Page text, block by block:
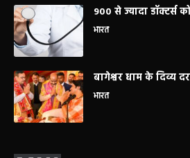
900 से ज्यादा डॉक्टर्स
भारत
बागेश्वर धाम के दिव्य
भारत